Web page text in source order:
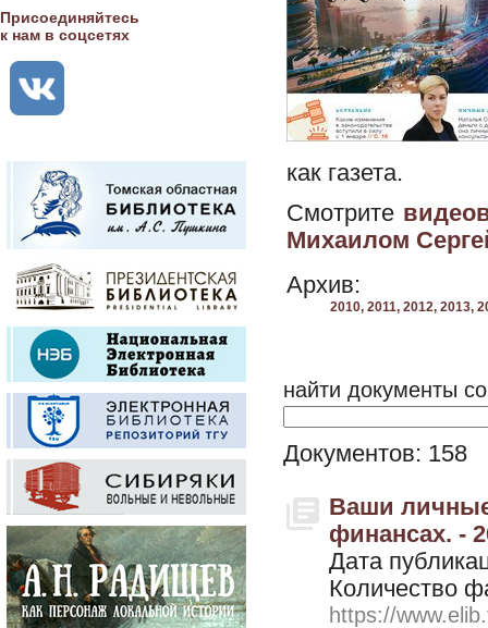
Присоединяйтесь
к нам в соцсетях
как газета.
Смотрите
Михаилом
Архив:
2010, 2011, 2012, 2013,
найти документы
Документов: 158
Ваши
финансах. -
Дата
Количество
https://